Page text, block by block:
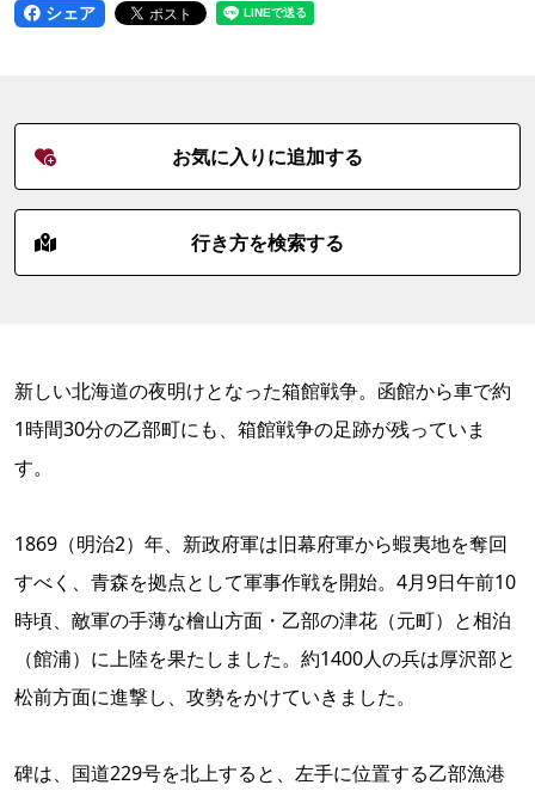
シェア
お気に入りに追加する
行き方を検索する
新しい北海道の夜明けとなった箱館戦争。函館から車で約
1時間30分の乙部町にも、箱館戦争の足跡が残っていま
す。
1869（明治2）年、新政府軍は旧幕府軍から蝦夷地を奪回
すべく、青森を拠点として軍事作戦を開始。4月9日午前10
時頃、敵軍の手薄な檜山方面・乙部の津花（元町）と相泊
（館浦）に上陸を果たしました。約1400人の兵は厚沢部と
松前方面に進撃し、攻勢をかけていきました。
碑は、国道229号を北上すると、左手に位置する乙部漁港